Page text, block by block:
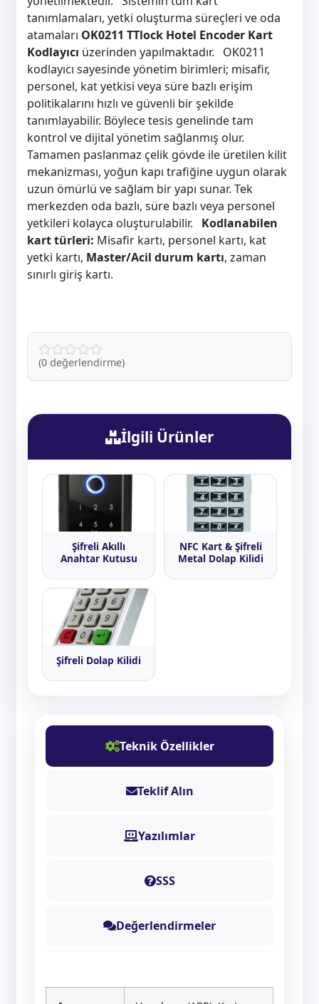
tanımlamaları, yetki oluşturma süreçleri ve oda
atamaları OK0211 TTlock Hotel Encoder Kart
Kodlayıcı üzerinden yapılmaktadır. OK0211
kodlayıcı sayesinde yönetim birimleri; misafir,
personel, kat yetkisi veya süre bazlı erişim
politikalarını hızlı ve güvenli bir şekilde
tanımlayabilir. Böylece tesis genelinde tam
kontrol ve dijital yönetim sağlanmış olur.
Tamamen paslanmaz çelik gövde ile üretilen kilit
mekanizması, yoğun kapı trafiğine uygun olarak
uzun ömürlü ve sağlam bir yapı sunar. Tek
merkezden oda bazlı, süre bazlı veya personel
yetkileri kolayca oluşturulabilir. Kodlanabilen
kart türleri: Misafir kartı, personel kartı, kat
yetki kartı, Master/Acil durum kartı, zaman
sınırlı giriş kartı.
(0 değerlendirme)
Teknik Özellikler
Teklif Alın
Yazılımlar
SSS
Değerlendirmeler
İlgili Ürünler
Şifreli Akıllı
Anahtar Kutusu
NFC Kart & Şifreli
Metal Dolap Kilidi
Şifreli Dolap Kilidi